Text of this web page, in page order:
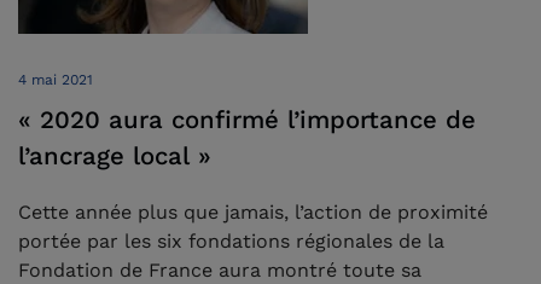
4 mai 2021
« 2020 aura confirmé l’importance de
l’ancrage local »
Cette année plus que jamais, l’action de proximité
portée par les six fondations régionales de la
Fondation de France aura montré toute sa